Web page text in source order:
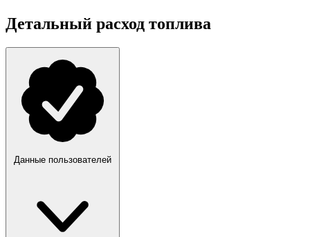
Детальный расход топлива
Данные пользователей